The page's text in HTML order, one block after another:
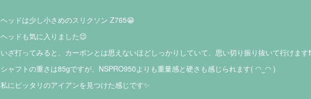
ヘッドは少し小さめのスリクソン Z765😁
ヘッドも気に入りました😉
いざ打ってみると、カーボンとは思えないほどしっかりしていて、思い切り振り抜いて行けます❗️
シャフトの重さは85gですが、NSPRO950よりも重量感と硬さも感じられます( ◠‿◠ )
私にピッタリのアイアンを見つけた感じです✨